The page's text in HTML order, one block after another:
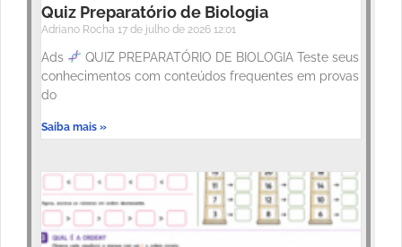
Quiz Preparatório de Biologia
Adriano Rocha 17 de julho de 2026 12:01
Ads
QUIZ PREPARATÓRIO DE BIOLOGIA Teste seus
conhecimentos com conteúdos frequentes em provas
do
Saiba mais »